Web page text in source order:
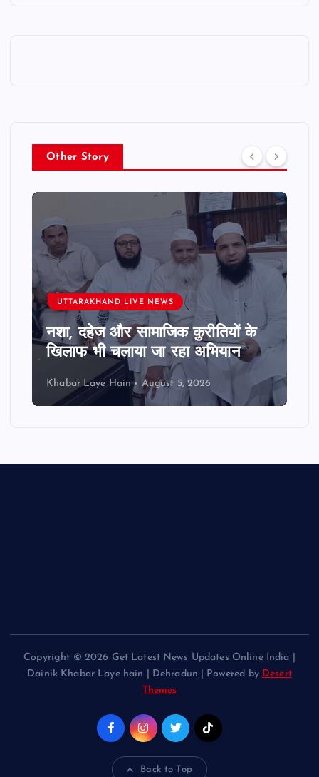
Other Story
UTTARAKHAND LIVE NEWS
नशा, दहेज और सामाजिक कुरीतियों के
खिलाफ भी चलाया जा रहा अभियान
Khabar Laye Hain August 5, 2026
Copyright © 2026 Get Latest News Updates Online India |
Dainik Khabar Laye hain | Dehradun | Powered by Desert
Themes
Back to Top